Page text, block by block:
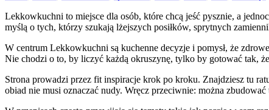
Lekkowkuchni to miejsce dla osób, które chcą jeść pysznie, a
myślą o tych, którzy szukają lżejszych posiłków, sprytnych
W centrum Lekkowkuchni są kuchenne decyzje i pomysł, że
Nie chodzi o to, by liczyć każdą okruszynę, tylko by gotować tak,
Strona prowadzi przez fit inspiracje krok po kroku. Znajdziesz tu
obiad nie musi oznaczać nudy. Wręcz przeciwnie: można